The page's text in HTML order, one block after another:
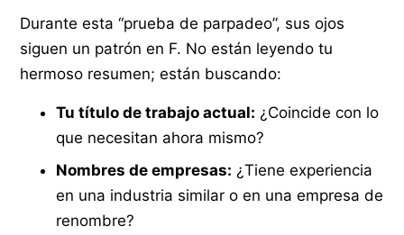
Durante esta “prueba de parpadeo”, sus ojos
siguen un patrón en F. No están leyendo tu
hermoso resumen; están buscando:
Tu título de trabajo actual: ¿Coincide con lo
que necesitan ahora mismo?
Nombres de empresas: ¿Tiene experiencia
en una industria similar o en una empresa de
renombre?